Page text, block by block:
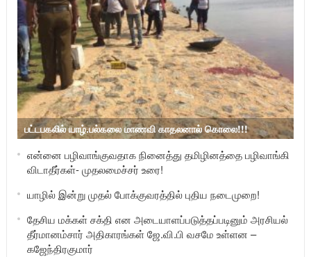
பட்டபகலில் யாழ்.பல்கலை மாணவி காதலனால் கொலை!!!
என்னை பழிவாங்குவதாக நினைத்து தமிழினத்தை பழிவாங்கி
விடாதீர்கள்- முதலமைச்சர் உரை!
யாழில் இன்று முதல் போக்குவரத்தில் புதிய நடைமுறை!
தேசிய மக்கள் சக்தி என அடையாளப்படுத்தப்படினும் அரசியல்
தீர்மானம்சார் அதிகாரங்கள் ஜே.வி.பி வசமே உள்ளன –
கஜேந்திரகுமார்